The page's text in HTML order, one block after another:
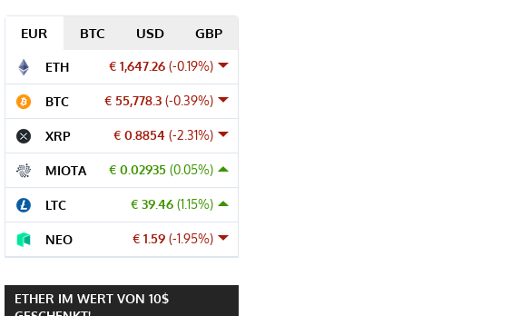
EUR BTC USD GBP
€ 1,647.26 (-0.19%)
ETH
€ 55,778.3 (-0.39%)
BTC
€ 0.8854 (-2.31%)
XRP
€ 0.02935 (0.05%)
MIOTA
€ 39.46 (1.15%)
LTC
€ 1.59 (-1.95%)
NEO
ETHER IM WERT VON 10$